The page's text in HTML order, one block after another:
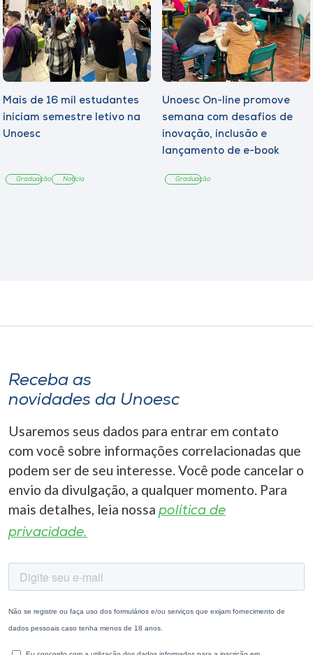
Mais de 16 mil estudantes
iniciam semestre letivo na
Unoesc
Graduação Notícia
Unoesc On-line promove
semana com desafios de
inovação, inclusão e
lançamento de e-book
Graduação
Receba as
novidades da Unoesc
Usaremos seus dados para entrar em contato
com você sobre informações correlacionadas que
podem ser de seu interesse. Você pode cancelar o
envio da divulgação, a qualquer momento. Para
mais detalhes, leia nossa política de
privacidade.